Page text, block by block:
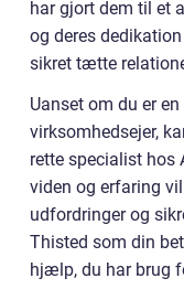
har gjort dem til et
og deres
sikret tætte
Uanset om du er
virksomhedsejer,
rette specialist hos
viden og erfaring
udfordringer og
Thisted som din
hjælp, du har brug